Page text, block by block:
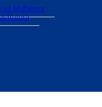
Mulheres